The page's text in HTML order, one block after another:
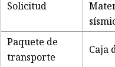
Solicitud
Paquete de
transporte
Caja